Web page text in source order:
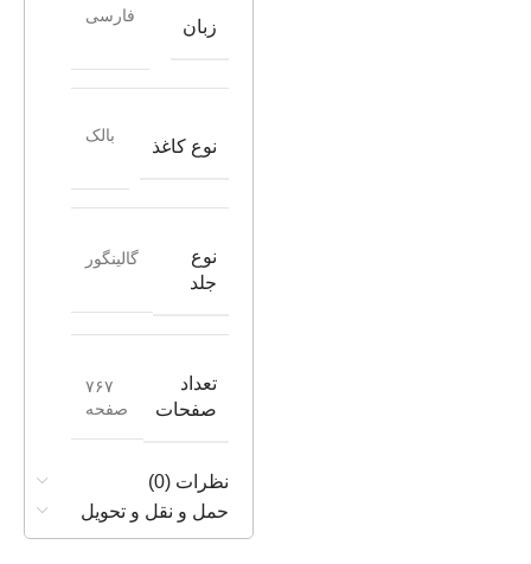
زبان
فارسی
نوع کاغذ
بالک
نوع
جلد
گالینگور
تعداد
صفحات
۷۶۷
صفحه
نظرات (0)
حمل و نقل و تحویل